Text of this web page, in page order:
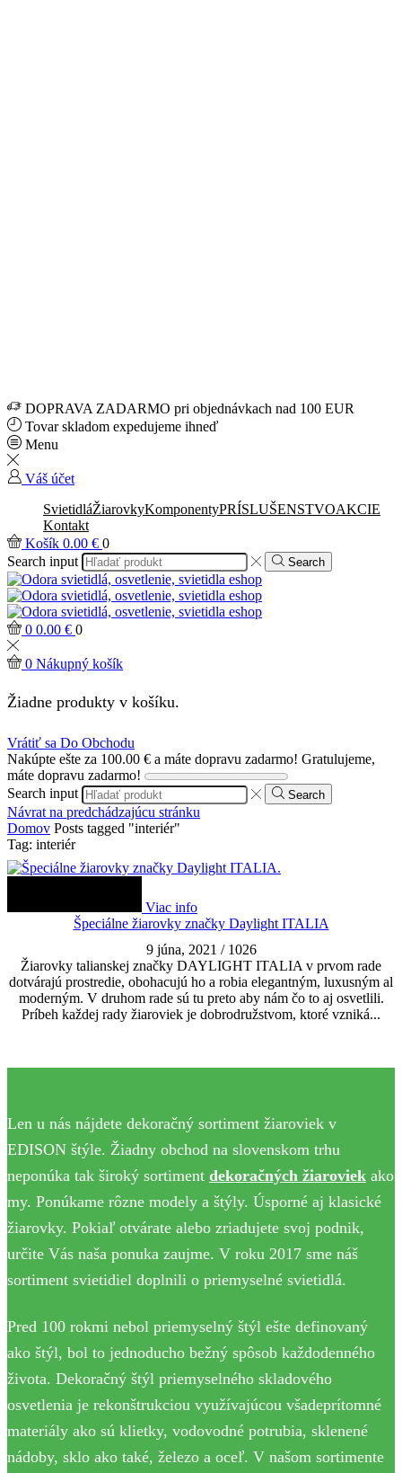
DOPRAVA ZADARMO pri objednávkach nad 100 EUR
Tovar skladom expedujeme ihneď
Menu
Váš účet
SvietidláŽiarovkyKomponentyPRÍSLUŠENSTVOAKCIE
Kontakt
Košík 0.00 € 0
Search input
Search
0 0.00 € 0
0 Nákupný košík
Žiadne produkty v košíku.
Vrátiť sa Do Obchodu
Nakúpte ešte za 100.00 € a máte dopravu zadarmo! Gratulujeme,
máte dopravu zadarmo!
Search input
Search
Návrat na predchádzajúcu stránku
Domov Posts tagged "interiér"
Tag: interiér
Viac info
Špeciálne žiarovky značky Daylight ITALIA
9 júna, 2021 / 1026
Žiarovky talianskej značky DAYLIGHT ITALIA v prvom rade
dotvárajú prostredie, obohacujú ho a robia elegantným, luxusným al
moderným. V druhom rade sú tu preto aby nám čo to aj osvetlili.
Príbeh každej rady žiaroviek je dobrodružstvom, ktoré vzniká...
Len u nás nájdete dekoračný sortiment žiaroviek v
EDISON štýle. Žiadny obchod na slovenskom trhu
neponúka tak široký sortiment dekoračných žiaroviek ako
my. Ponúkame rôzne modely a štýly. Úsporné aj klasické
žiarovky. Pokiaľ otvárate alebo zriadujete svoj podnik,
určite Vás naša ponuka zaujme. V roku 2017 sme náš
sortiment svietidiel doplnili o priemyselné svietidlá.
Pred 100 rokmi nebol priemyselný štýl ešte definovaný
ako štýl, bol to jednoducho bežný spôsob každodenného
života. Dekoračný štýl priemyselného skladového
osvetlenia je rekonštrukciou využívajúcou všadeprítomné
materiály ako sú klietky, vodovodné potrubia, sklenené
nádoby, sklo ako také, železo a oceľ. V našom sortimente